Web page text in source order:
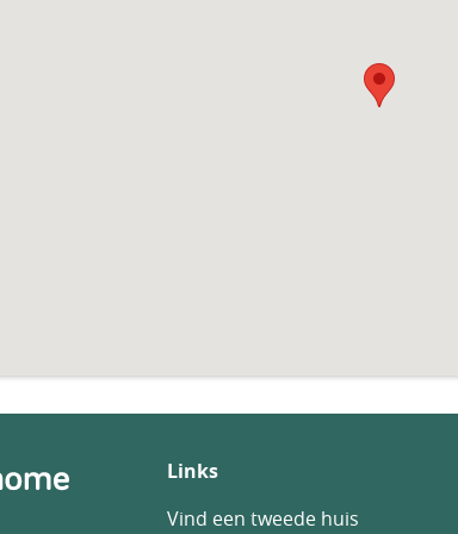
Links
Vind een tweede huis